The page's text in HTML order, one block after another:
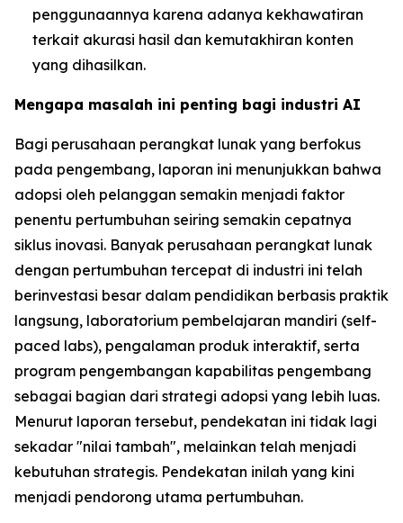
penggunaannya karena adanya kekhawatiran
terkait akurasi hasil dan kemutakhiran konten
yang dihasilkan.
Mengapa masalah ini penting bagi industri AI
Bagi perusahaan perangkat lunak yang berfokus
pada pengembang, laporan ini menunjukkan bahwa
adopsi oleh pelanggan semakin menjadi faktor
penentu pertumbuhan seiring semakin cepatnya
siklus inovasi. Banyak perusahaan perangkat lunak
dengan pertumbuhan tercepat di industri ini telah
berinvestasi besar dalam pendidikan berbasis praktik
langsung, laboratorium pembelajaran mandiri (self-
paced labs), pengalaman produk interaktif, serta
program pengembangan kapabilitas pengembang
sebagai bagian dari strategi adopsi yang lebih luas.
Menurut laporan tersebut, pendekatan ini tidak lagi
sekadar "nilai tambah", melainkan telah menjadi
kebutuhan strategis. Pendekatan inilah yang kini
menjadi pendorong utama pertumbuhan.